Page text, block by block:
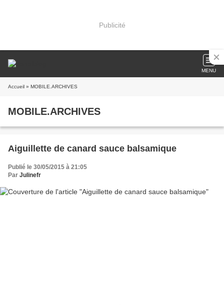
Publicité
MENU
Accueil » MOBILE.ARCHIVES
MOBILE.ARCHIVES
Aiguillette de canard sauce balsamique
Publié le 30/05/2015 à 21:05
Par Julinefr